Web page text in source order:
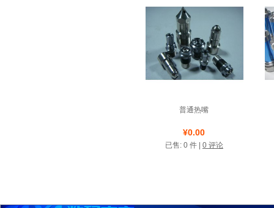
普通热嘴
店铺名称: 贝斯特热流道
科技有限公司
¥0.00
已售: 0 件 | 0 评论